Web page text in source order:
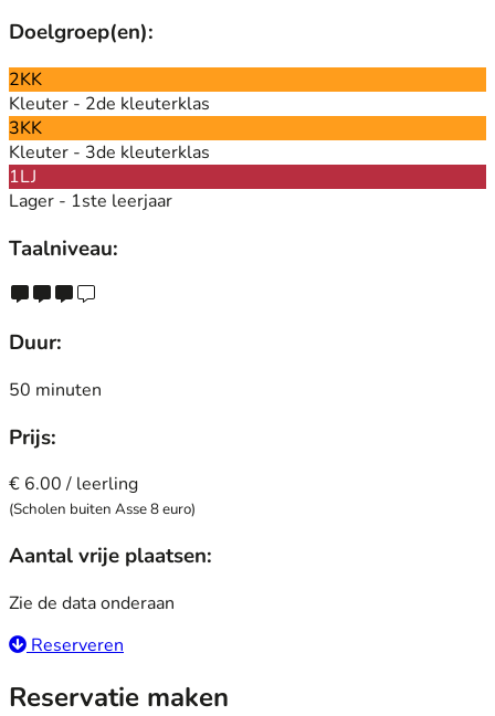
Doelgroep(en):
2KK
Kleuter - 2de kleuterklas
3KK
Kleuter - 3de kleuterklas
1LJ
Lager - 1ste leerjaar
Taalniveau:
Duur:
50 minuten
Prijs:
€ 6.00 / leerling
(Scholen buiten Asse 8 euro)
Aantal vrije plaatsen:
Zie de data onderaan
Reserveren
Reservatie maken